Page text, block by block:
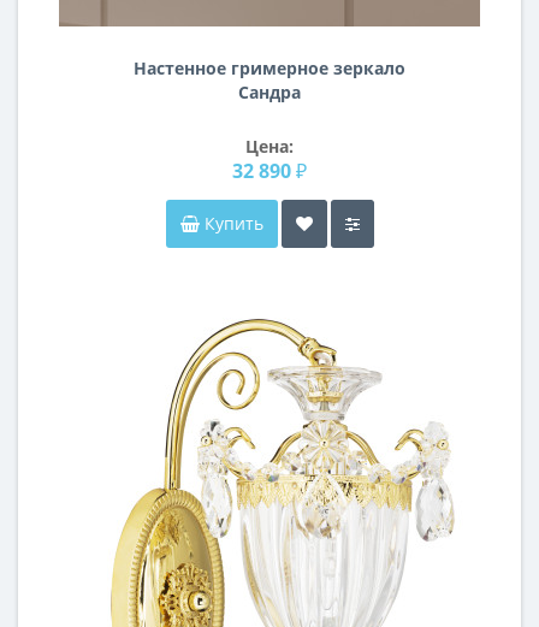
Настенное гримерное зеркало
Сандра
Цена:
32 890 ₽
Купить